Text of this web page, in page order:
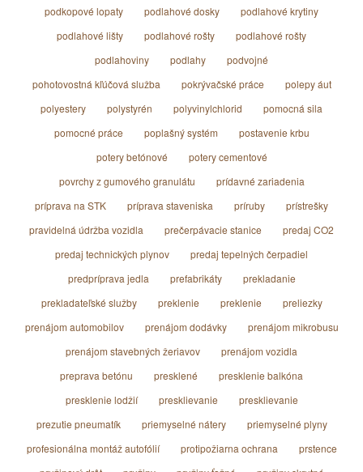
podkopové lopaty
podlahové dosky
podlahové krytiny
podlahové lišty
podlahové rošty
podlahové rošty
podlahoviny
podlahy
podvojné
pohotovostná kľúčová služba
pokrývačské práce
polepy áut
polyestery
polystyrén polyvinylchlorid
pomocná sila
pomocné práce
poplašný systém
postavenie krbu
potery betónové
potery cementové
povrchy z gumového granulátu
prídavné zariadenia
príprava na STK
príprava staveniska príruby
prístrešky
pravidelná údržba vozidla
prečerpávacie stanice
predaj CO2
predaj technických plynov
predaj tepelných čerpadiel
predpríprava jedla
prefabrikáty
prekladanie
prekladateľské služby
preklenie preklenie
preliezky
prenájom automobilov
prenájom dodávky
prenájom mikrobusu
prenájom stavebných žeriavov
prenájom vozidla
preprava betónu
presklené
presklenie balkóna
presklenie lodžií
presklievanie
presklievanie
prezutie pneumatík
priemyselné nátery
priemyselné plyny
profesionálna montáž autofólií
protipožiarna ochrana
prstence